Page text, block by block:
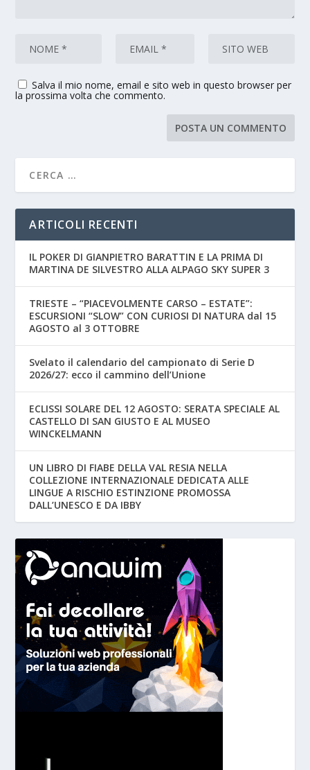
Salva il mio nome, email e sito web in questo browser per
la prossima volta che commento.
ARTICOLI RECENTI
IL POKER DI GIANPIETRO BARATTIN E LA PRIMA DI
MARTINA DE SILVESTRO ALLA ALPAGO SKY SUPER 3
TRIESTE – “PIACEVOLMENTE CARSO – ESTATE”:
ESCURSIONI “SLOW” CON CURIOSI DI NATURA dal 15
AGOSTO al 3 OTTOBRE
Svelato il calendario del campionato di Serie D
2026/27: ecco il cammino dell’Unione
ECLISSI SOLARE DEL 12 AGOSTO: SERATA SPECIALE AL
CASTELLO DI SAN GIUSTO E AL MUSEO
WINCKELMANN
UN LIBRO DI FIABE DELLA VAL RESIA NELLA
COLLEZIONE INTERNAZIONALE DEDICATA ALLE
LINGUE A RISCHIO ESTINZIONE PROMOSSA
DALL’UNESCO E DA IBBY